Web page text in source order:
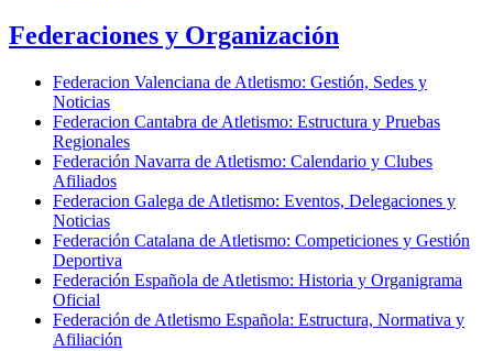
Federaciones y Organización
Federacion Valenciana de Atletismo: Gestión, Sedes y
Noticias
Federacion Cantabra de Atletismo: Estructura y Pruebas
Regionales
Federación Navarra de Atletismo: Calendario y Clubes
Afiliados
Federacion Galega de Atletismo: Eventos, Delegaciones y
Noticias
Federación Catalana de Atletismo: Competiciones y Gestión
Deportiva
Federación Española de Atletismo: Historia y Organigrama
Oficial
Federación de Atletismo Española: Estructura, Normativa y
Afiliación